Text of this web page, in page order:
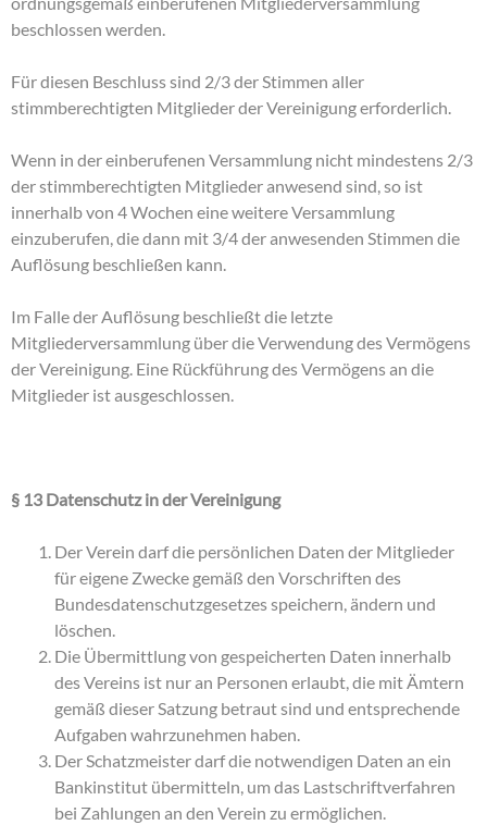
beschlossen werden.
Für diesen Beschluss sind 2/3 der Stimmen aller
stimmberechtigten Mitglieder der Vereinigung erforderlich.
Wenn in der einberufenen Versammlung nicht mindestens 2/3
der stimmberechtigten Mitglieder anwesend sind, so ist
innerhalb von 4 Wochen eine weitere Versammlung
einzuberufen, die dann mit 3/4 der anwesenden Stimmen die
Auflösung beschließen kann.
Im Falle der Auflösung beschließt die letzte
Mitgliederversammlung über die Verwendung des Vermögens
der Vereinigung. Eine Rückführung des Vermögens an die
Mitglieder ist ausgeschlossen.
§ 13 Datenschutz in der Vereinigung
Der Verein darf die persönlichen Daten der Mitglieder
für eigene Zwecke gemäß den Vorschriften des
Bundesdatenschutzgesetzes speichern, ändern und
löschen.
Die Übermittlung von gespeicherten Daten innerhalb
des Vereins ist nur an Personen erlaubt, die mit Ämtern
gemäß dieser Satzung betraut sind und entsprechende
Aufgaben wahrzunehmen haben.
Der Schatzmeister darf die notwendigen Daten an ein
Bankinstitut übermitteln, um das Lastschriftverfahren
bei Zahlungen an den Verein zu ermöglichen.